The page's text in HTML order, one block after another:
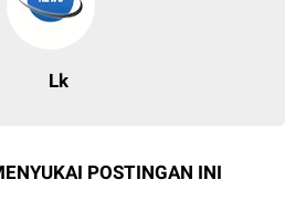
Lk
POSTINGAN INI